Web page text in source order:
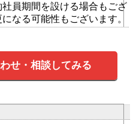
員期間を設ける場合もござ
なる可能性もございます。
せ・相談してみる